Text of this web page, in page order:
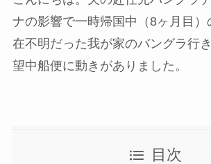
ナの影響で一時帰国中（8ヶ月目
在不明だった我が家のバングラ行
望中船便に動きがありました。
目次